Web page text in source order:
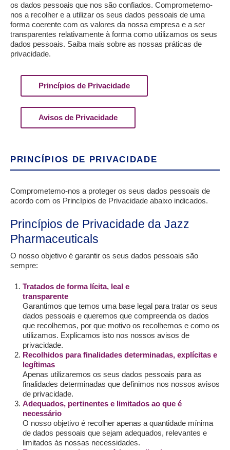
os dados pessoais que nos são confiados. Comprometemo-
nos a recolher e a utilizar os seus dados pessoais de uma
forma coerente com os valores da nossa empresa e a ser
transparentes relativamente à forma como utilizamos os seus
dados pessoais. Saiba mais sobre as nossas práticas de
privacidade.
Princípios de Privacidade
Avisos de Privacidade
PRINCÍPIOS DE PRIVACIDADE
Comprometemo-nos a proteger os seus dados pessoais de
acordo com os Princípios de Privacidade abaixo indicados.
Princípios de Privacidade da Jazz
Pharmaceuticals
O nosso objetivo é garantir os seus dados pessoais são
sempre:
Tratados de forma lícita, leal e
transparente
Garantimos que temos uma base legal para tratar os seus
dados pessoais e queremos que compreenda os dados
que recolhemos, por que motivo os recolhemos e como os
utilizamos. Explicamos isto nos nossos avisos de
privacidade.
Recolhidos para finalidades determinadas, explícitas e
legítimas
Apenas utilizaremos os seus dados pessoais para as
finalidades determinadas que definimos nos nossos avisos
de privacidade.
Adequados, pertinentes e limitados ao que é
necessário
O nosso objetivo é recolher apenas a quantidade mínima
de dados pessoais que sejam adequados, relevantes e
limitados às nossas necessidades.